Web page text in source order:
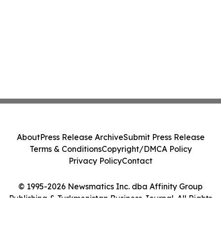
© 1995-2026 Newsmatics Inc. dba Affinity Group
Publishing & Turkmenistan Business Journal. All Rights
AboutPress Release ArchiveSubmit Press Release
Terms & ConditionsCopyright/DMCA Policy
Privacy PolicyContact